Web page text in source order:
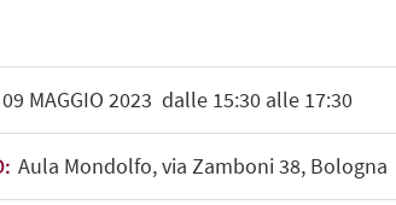
09 MAGGIO2023 dalle 15:30 alle 17:30
Aula Mondolfo, via Zamboni 38, Bologna